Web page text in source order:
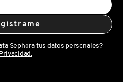
Sephora tus datos personales?